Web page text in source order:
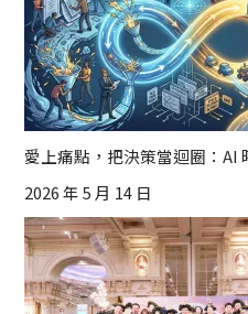
愛上痛點，把決策當迴圈：AI
2026 年 5 月 14 日